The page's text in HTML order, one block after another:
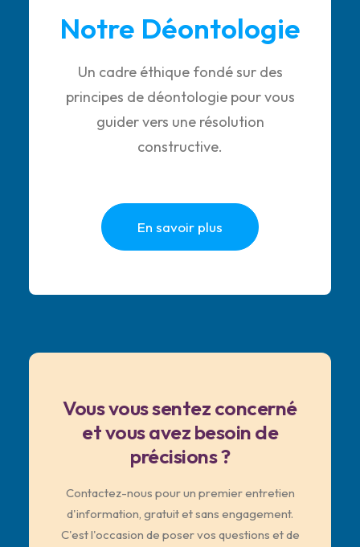
Notre Déontologie
Un cadre éthique fondé sur des
principes de déontologie pour vous
guider vers une résolution
constructive.
En savoir plus
Vous vous sentez concerné
et vous avez besoin de
précisions ?
Contactez-nous pour un premier entretien
d'information, gratuit et sans engagement.
C'est l'occasion de poser vos questions et de